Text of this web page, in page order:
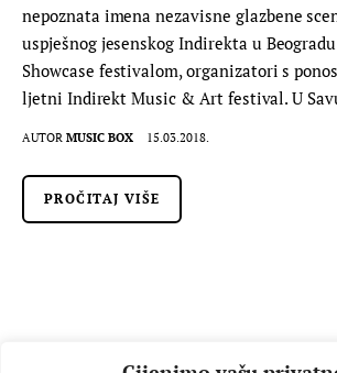
nepoznata imena nezavisne glazbene
uspješnog jesenskog Indirekta u
Showcase festivalom, organizatori s
ljetni Indirekt Music & Art festival. U
AUTOR MUSIC BOX 15.03.2018.
PROČITAJ VIŠE